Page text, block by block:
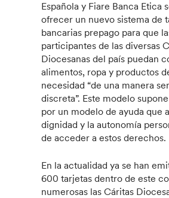
Española y Fiare Banca Etica
ofrecer un nuevo sistema de
bancarias prepago para que
participantes de las diversas
Diocesanas del país puedan
alimentos, ropa y productos
necesidad “de una manera
discreta”. Este modelo
por un modelo de ayuda que
dignidad y la autonomía
de acceder a estos derechos.
En la actualidad ya se han
600 tarjetas dentro de este
numerosas las Cáritas